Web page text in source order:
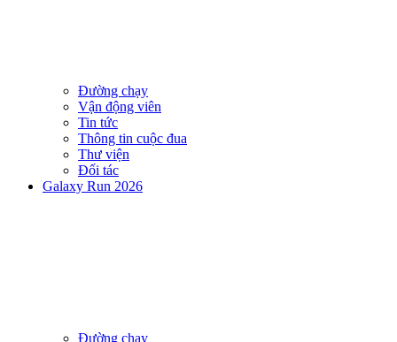
Đường chạy
Vận động viên
Tin tức
Thông tin cuộc đua
Thư viện
Đối tác
Galaxy Run 2026
Đường chạy